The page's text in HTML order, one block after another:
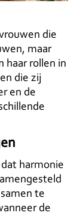
die
maar
haar rollen in
die zij
en de
harmonie
te
de